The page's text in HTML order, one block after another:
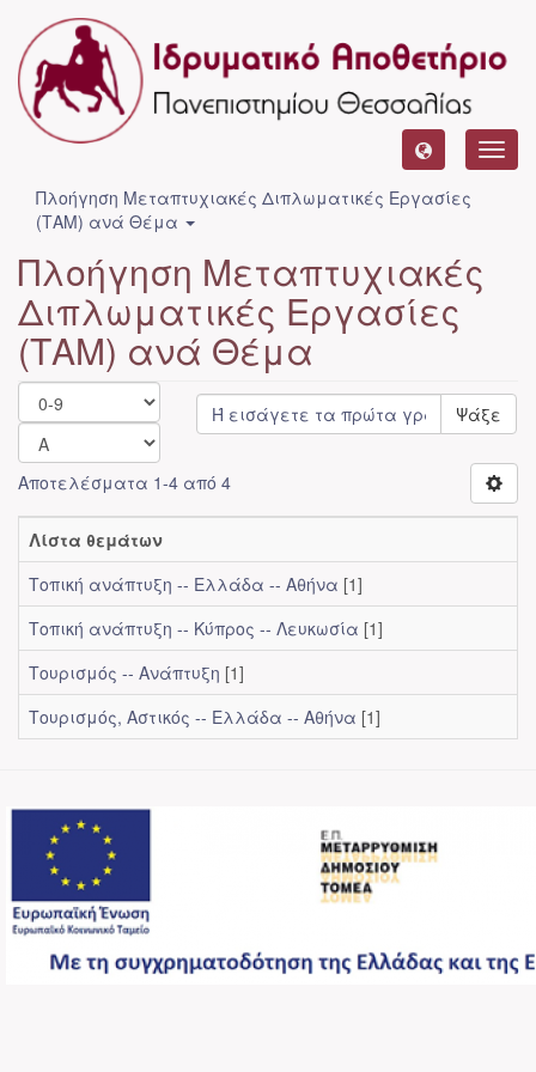
Πλοήγηση Μεταπτυχιακές Διπλωματικές Εργασίες
(ΤΑΜ) ανά Θέμα
Πλοήγηση Μεταπτυχιακές
Διπλωματικές Εργασίες
(ΤΑΜ) ανά Θέμα
Ψάξε
Αποτελέσματα 1-4 από 4
Λίστα θεμάτων
Τοπική ανάπτυξη -- Ελλάδα -- Αθήνα [1]
Τοπική ανάπτυξη -- Κύπρος -- Λευκωσία [1]
Τουρισμός -- Ανάπτυξη [1]
Τουρισμός, Αστικός -- Ελλάδα -- Αθήνα [1]